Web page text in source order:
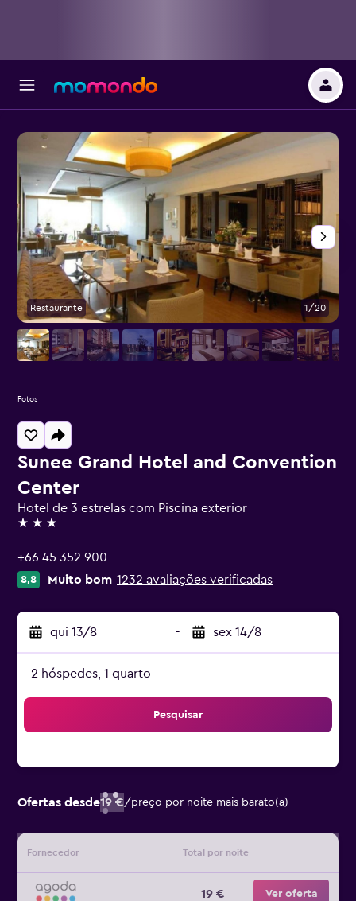
Sunee Grand Hotel and Convention
Center
Hotel de 3 estrelas com Piscina exterior
3 estrelas
+66 45 352 900
8,8 Muito bom 1232 avaliações verificadas
qui 13/8 - sex 14/8
2 hóspedes, 1 quarto
Pesquisar
Ofertas desde19 €/preço por noite mais barato(a)
Fornecedor Total por noite
19 € Ver oferta
Restaurante 1/20
Fotos